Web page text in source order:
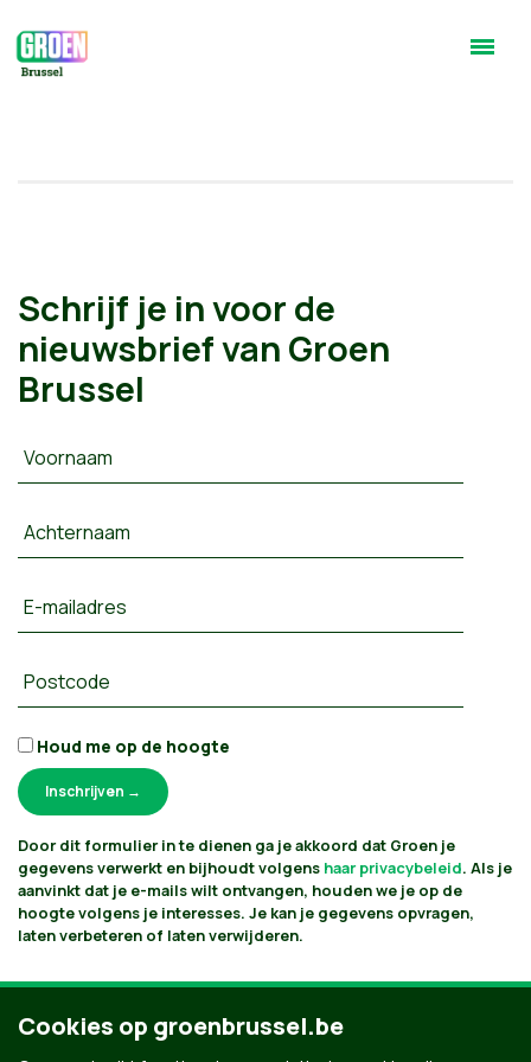
Schrijf je in voor de
nieuwsbrief van Groen
Brussel
Voornaam
Achternaam
E-mailadres
Postcode
Houd me op de hoogte
Door dit formulier in te dienen ga je akkoord dat Groen je
gegevens verwerkt en bijhoudt volgens haar privacybeleid. Als je
aanvinkt dat je e-mails wilt ontvangen, houden we je op de
hoogte volgens je interesses. Je kan je gegevens opvragen,
laten verbeteren of laten verwijderen.
Cookies op groenbrussel.be